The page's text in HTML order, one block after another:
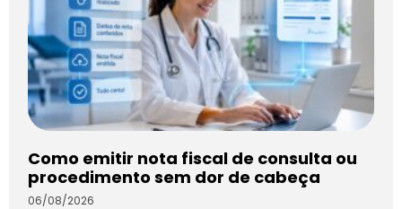
Como emitir nota fiscal de consulta ou
procedimento sem dor de cabeça
06/08/2026